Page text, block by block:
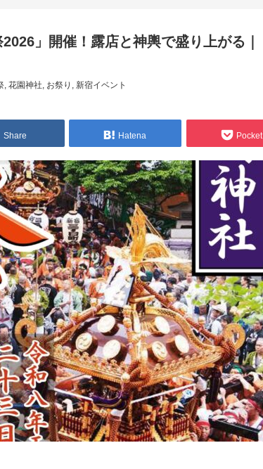
」開催！露店と神輿で盛り上がる｜
, 花園神社, お祭り , 新宿イベント
Share Hatena Pocket